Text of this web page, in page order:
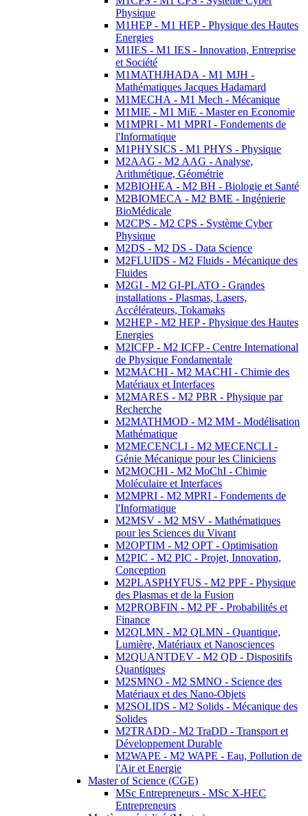
Physique
M1HEP - M1 HEP - Physique des Hautes
Energies
M1IES - M1 IES - Innovation, Entreprise
et Société
M1MATHJHADA - M1 MJH -
Mathématiques Jacques Hadamard
M1MECHA - M1 Mech - Mécanique
M1MIE - M1 MiE - Master en Economie
M1MPRI - M1 MPRI - Fondements de
l'Informatique
M1PHYSICS - M1 PHYS - Physique
M2AAG - M2 AAG - Analyse,
Arithmétique, Géométrie
M2BIOHEA - M2 BH - Biologie et Santé
M2BIOMECA - M2 BME - Ingénierie
BioMédicale
M2CPS - M2 CPS - Système Cyber
Physique
M2DS - M2 DS - Data Science
M2FLUIDS - M2 Fluids - Mécanique des
Fluides
M2GI - M2 GI-PLATO - Grandes
installations - Plasmas, Lasers,
Accélérateurs, Tokamaks
M2HEP - M2 HEP - Physique des Hautes
Energies
M2ICFP - M2 ICFP - Centre International
de Physique Fondamentale
M2MACHI - M2 MACHI - Chimie des
Matériaux et Interfaces
M2MARES - M2 PBR - Physique par
Recherche
M2MATHMOD - M2 MM - Modélisation
Mathématique
M2MECENCLI - M2 MECENCLI -
Génie Mécanique pour les Cliniciens
M2MOCHI - M2 MoChI - Chimie
Moléculaire et Interfaces
M2MPRI - M2 MPRI - Fondements de
l'Informatique
M2MSV - M2 MSV - Mathématiques
pour les Sciences du Vivant
M2OPTIM - M2 OPT - Optimisation
M2PIC - M2 PIC - Projet, Innovation,
Conception
M2PLASPHYFUS - M2 PPF - Physique
des Plasmas et de la Fusion
M2PROBFIN - M2 PF - Probabilités et
Finance
M2QLMN - M2 QLMN - Quantique,
Lumière, Matériaux et Nanosciences
M2QUANTDEV - M2 QD - Dispositifs
Quantiques
M2SMNO - M2 SMNO - Science des
Matériaux et des Nano-Objets
M2SOLIDS - M2 Solids - Mécanique des
Solides
M2TRADD - M2 TraDD - Transport et
Développement Durable
M2WAPE - M2 WAPE - Eau, Pollution de
l'Air et Energie
Master of Science (CGE)
MSc Entrepreneurs - MSc X-HEC
Entrepreneurs